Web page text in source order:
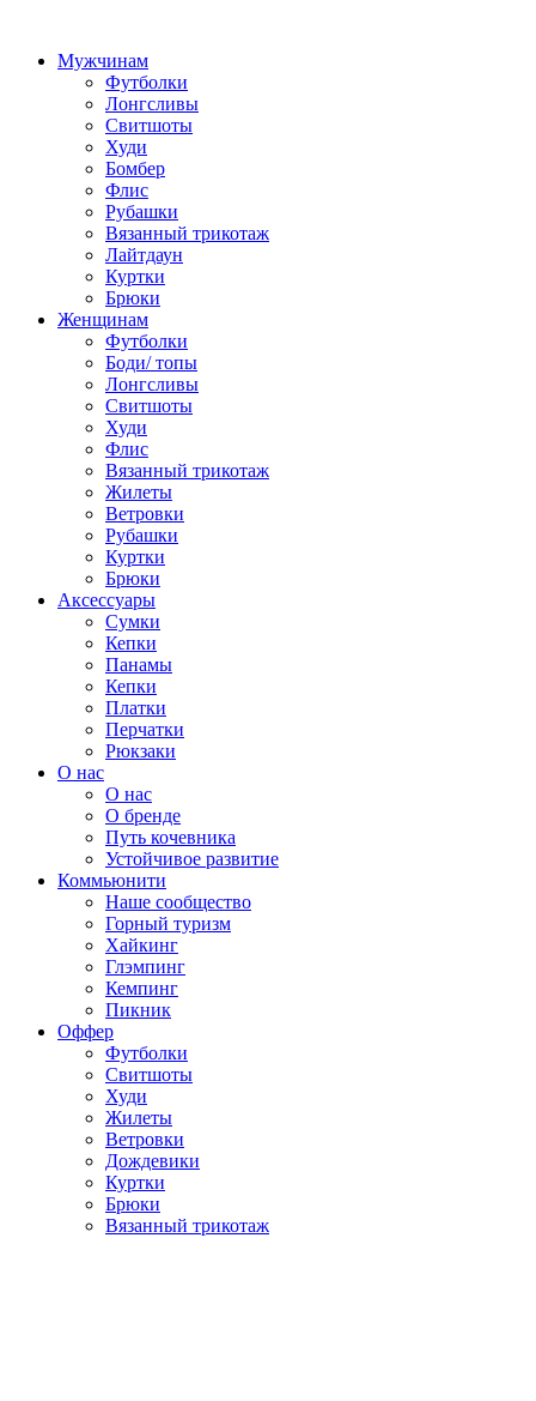
Мужчинам
Футболки
Лонгсливы
Свитшоты
Худи
Бомбер
Флис
Рубашки
Вязанный трикотаж
Лайтдаун
Куртки
Брюки
Женщинам
Футболки
Боди/ топы
Лонгсливы
Свитшоты
Худи
Флис
Вязанный трикотаж
Жилеты
Ветровки
Рубашки
Куртки
Брюки
Аксессуары
Сумки
Кепки
Панамы
Кепки
Платки
Перчатки
Рюкзаки
О нас
О нас
О бренде
Путь кочевника
Устойчивое развитие
Коммьюнити
Наше сообщество
Горный туризм
Хайкинг
Глэмпинг
Кемпинг
Пикник
Оффер
Футболки
Свитшоты
Худи
Жилеты
Ветровки
Дождевики
Куртки
Брюки
Вязанный трикотаж